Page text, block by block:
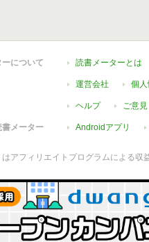
について 読書メーターとは
運営会社 個
ヘルプ ご意見
書メーター Androidアプリ
アフィリエイトプログラムによる収